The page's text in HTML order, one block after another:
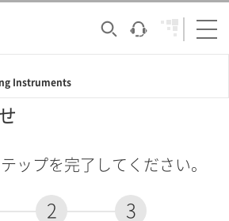
Instruments
ップを完了してください。
2 3